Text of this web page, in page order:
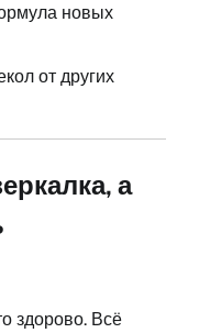
новых
от других
а
здорово. Всё